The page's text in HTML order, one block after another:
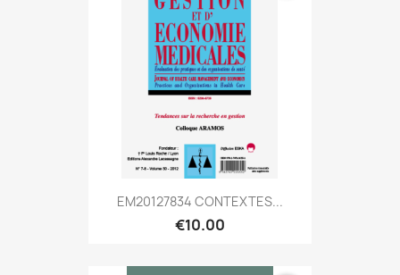
EM20127834 CONTEXTES...
€10.00